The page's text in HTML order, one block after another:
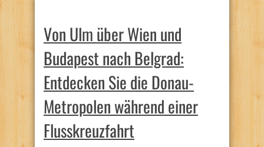
Von Ulm über Wien und
Budapest nach Belgrad:
Entdecken Sie die Donau-
Metropolen während einer
Flusskreuzfahrt